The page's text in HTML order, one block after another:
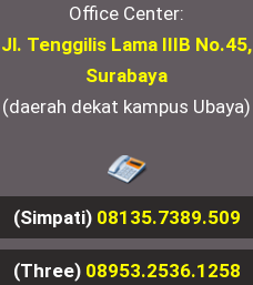
Office Center:
Jl. Tenggilis Lama IIIB No.45,
Surabaya
(daerah dekat kampus Ubaya)
(Simpati) 08135.7389.509
(Three) 08953.2536.1258